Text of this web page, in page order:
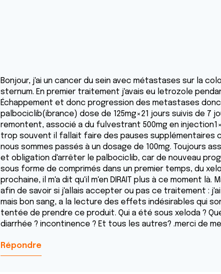
Bonjour, j'ai un cancer du sein avec métastases sur la
sternum. En premier traitement j'avais eu letrozole
Échappement et donc progression des metastases
palbociclib(ibrance) dose de 125mg×21 jours suivis de 7
remontent, associé a du fulvestrant 500mg en
trop souvent il fallait faire des pauses supplémentaires
nous sommes passés à un dosage de 100mg. Toujours
et obligation d'arrêter le palbociclib, car de nouveau
sous forme de comprimés dans un premier temps, du
prochaine, il m'a dit qu'il m'en DIRAIT plus à ce moment
afin de savoir si j'allais accepter ou pas ce traitement :
mais bon sang, a la lecture des effets indésirables qui
tentée de prendre ce produit. Qui a été sous xeloda ?
diarrhée ? incontinence ? Et tous les autres? .merci de
Répondre